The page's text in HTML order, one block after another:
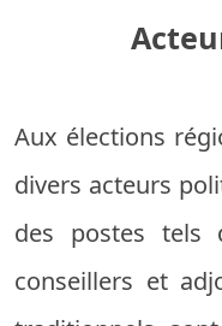
Aux élections
divers acteurs
des postes tels
conseillers et